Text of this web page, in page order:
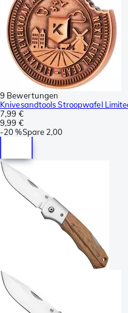
9 Bewertungen
Knivesandtools Stroopwafel
7,99 €
9,99 €
-20 %Spare 2,00